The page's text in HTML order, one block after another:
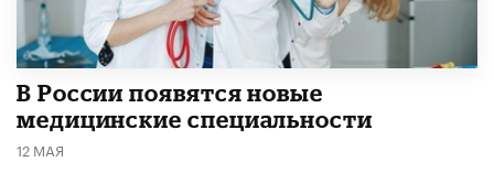
В России появятся новые
медицинские специальности
12 МАЯ